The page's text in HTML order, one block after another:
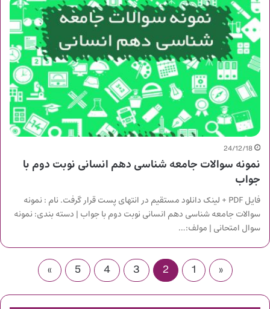
24/12/18
نمونه سوالات جامعه شناسی دهم انسانی نوبت دوم با
جواب
فایل PDF + لینک دانلود مستقیم در انتهای پست قرار گرفت. نام : نمونه
سوالات جامعه شناسی دهم انسانی نوبت دوم با جواب | دسته بندی: نمونه
سوال امتحانی | مولف:…
«
1
2
3
4
5
»